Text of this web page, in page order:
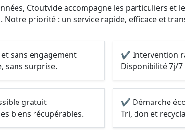
Ctoutvide accompagne les particuliers et
Notre priorité : un service rapide, efficace et
sans engagement
sans surprise.
✔ Intervention
Disponibilité 7j/7
gratuit
biens récupérables.
✔ Démarche
Tri, don et